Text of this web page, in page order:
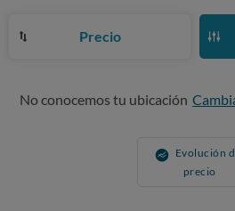
Precio
No conocemos tu ubicación
Evolución
precio